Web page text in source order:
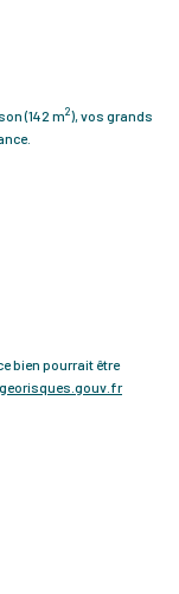
(142 m2), vos grands
bien pourrait être